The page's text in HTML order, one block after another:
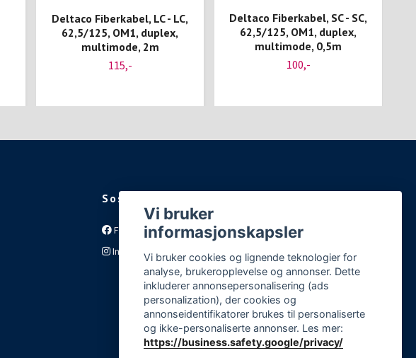
Deltaco Fiberkabel, LC - LC,
62,5/125, OM1, duplex,
multimode, 2m
115,-
Deltaco Fiberkabel, SC - SC,
62,5/125, OM1, duplex,
multimode, 0,5m
100,-
Sosiale medier
Facebook
Instagram
Vi bruker
informasjonskapsler
Vi bruker cookies og lignende teknologier for
analyse, brukeropplevelse og annonser. Dette
inkluderer annonsepersonalisering (ads
personalization), der cookies og
annonseidentifikatorer brukes til personaliserte
og ikke-personaliserte annonser. Les mer:
https://business.safety.google/privacy/